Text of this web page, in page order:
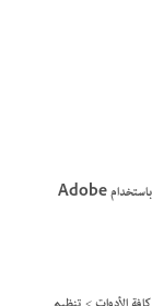
تعرف على كيفية إضافة صفحة فارغة إلى ملف PDF الموجود لديك باستخدام Adobe